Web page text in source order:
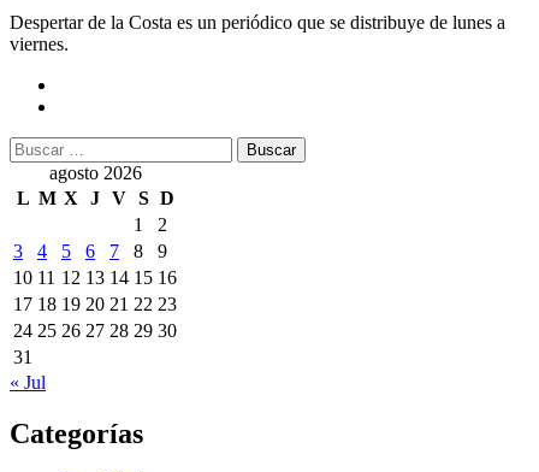
Despertar de la Costa es un periódico que se distribuye de lunes a
viernes.
Buscar:
agosto 2026
L M X J V S D
1
2
3
4 5 6 7 8
9
10 11 12 13 14 15 16
17 18 19 20 21 22 23
24 25 26 27 28 29 30
31
« Jul
Categorías